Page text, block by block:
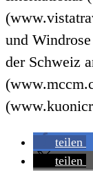
und
der Schweiz
teilen
teilen